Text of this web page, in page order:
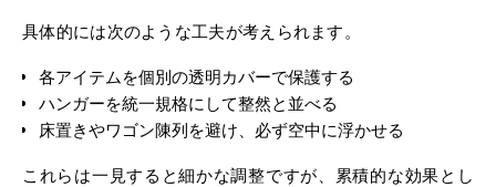
具体的には次のような工夫が考えられます。
各アイテムを個別の透明カバーで保護する
ハンガーを統一規格にして整然と並べる
床置きやワゴン陳列を避け、必ず空中に浮かせる
これらは一見すると細かな調整ですが、累積的な効果とし